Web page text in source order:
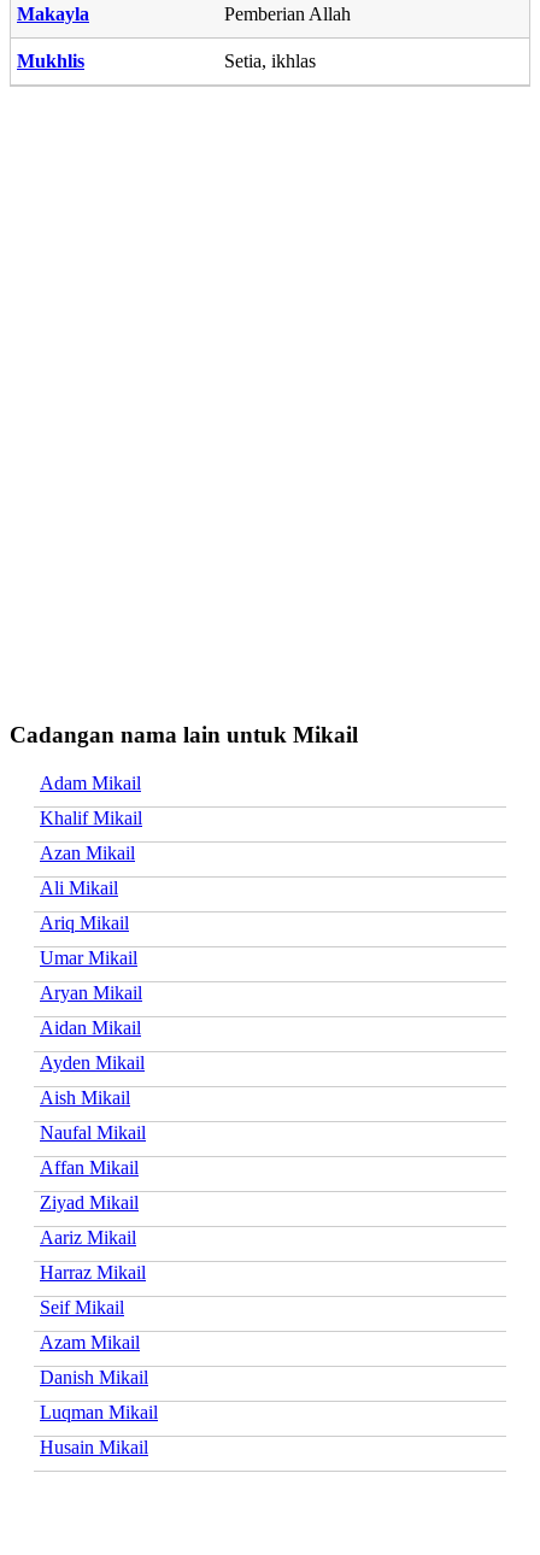
Makayla Pemberian Allah
Mukhlis Setia, ikhlas
Cadangan nama lain untuk Mikail
Adam Mikail
Khalif Mikail
Azan Mikail
Ali Mikail
Ariq Mikail
Umar Mikail
Aryan Mikail
Aidan Mikail
Ayden Mikail
Aish Mikail
Naufal Mikail
Affan Mikail
Ziyad Mikail
Aariz Mikail
Harraz Mikail
Seif Mikail
Azam Mikail
Danish Mikail
Luqman Mikail
Husain Mikail